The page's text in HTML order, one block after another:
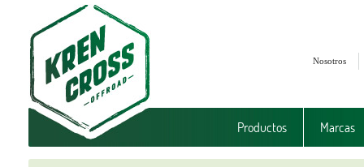
Nosotros
Productos Marcas